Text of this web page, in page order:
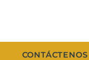
CONTÁCTENOS